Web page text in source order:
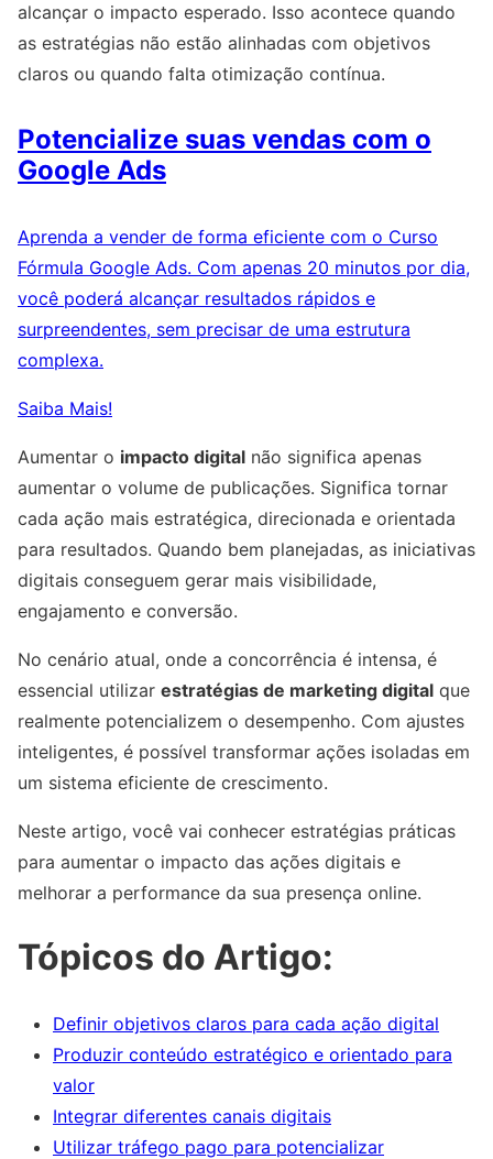
alcançar o impacto esperado. Isso acontece quando
as estratégias não estão alinhadas com objetivos
claros ou quando falta otimização contínua.
Potencialize suas vendas com o
Google Ads
Aprenda a vender de forma eficiente com o Curso
Fórmula Google Ads. Com apenas 20 minutos por dia,
você poderá alcançar resultados rápidos e
surpreendentes, sem precisar de uma estrutura
complexa.
Saiba Mais!
Aumentar o impacto digital não significa apenas
aumentar o volume de publicações. Significa tornar
cada ação mais estratégica, direcionada e orientada
para resultados. Quando bem planejadas, as iniciativas
digitais conseguem gerar mais visibilidade,
engajamento e conversão.
No cenário atual, onde a concorrência é intensa, é
essencial utilizar estratégias de marketing digital que
realmente potencializem o desempenho. Com ajustes
inteligentes, é possível transformar ações isoladas em
um sistema eficiente de crescimento.
Neste artigo, você vai conhecer estratégias práticas
para aumentar o impacto das ações digitais e
melhorar a performance da sua presença online.
Tópicos do Artigo:
Definir objetivos claros para cada ação digital
Produzir conteúdo estratégico e orientado para
valor
Integrar diferentes canais digitais
Utilizar tráfego pago para potencializar